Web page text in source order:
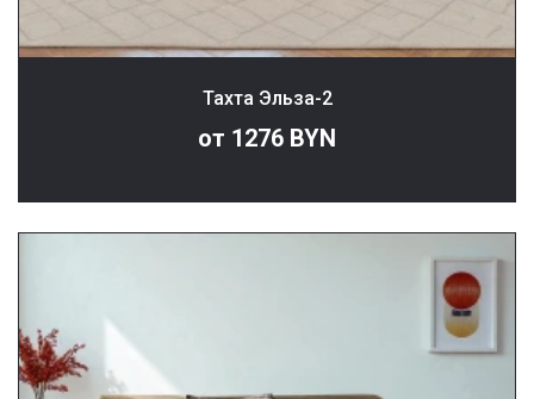
Тахта Эльза-2
от 1276 BYN